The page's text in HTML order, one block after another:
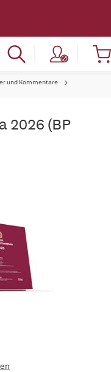
und Kommentare
2026 (BP